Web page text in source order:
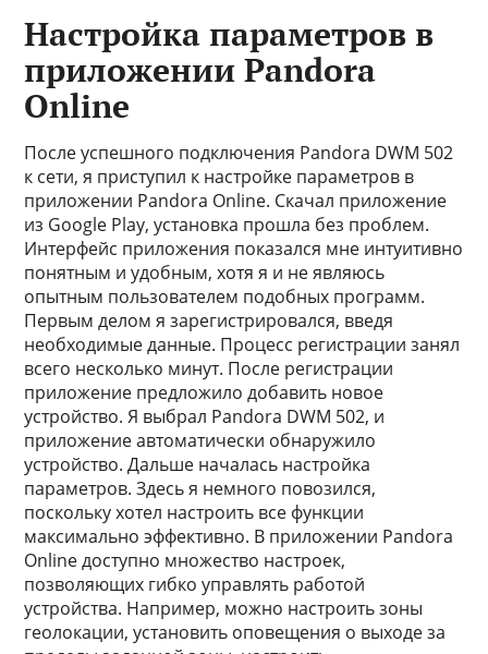
Настройка параметров в
приложении Pandora
Online
После успешного подключения Pandora DWM 502
к сети, я приступил к настройке параметров в
приложении Pandora Online. Скачал приложение
из Google Play, установка прошла без проблем.
Интерфейс приложения показался мне интуитивно
понятным и удобным, хотя я и не являюсь
опытным пользователем подобных программ.
Первым делом я зарегистрировался, введя
необходимые данные. Процесс регистрации занял
всего несколько минут. После регистрации
приложение предложило добавить новое
устройство. Я выбрал Pandora DWM 502, и
приложение автоматически обнаружило
устройство. Дальше началась настройка
параметров. Здесь я немного повозился,
поскольку хотел настроить все функции
максимально эффективно. В приложении Pandora
Online доступно множество настроек,
позволяющих гибко управлять работой
устройства. Например, можно настроить зоны
геолокации, установить оповещения о выходе за